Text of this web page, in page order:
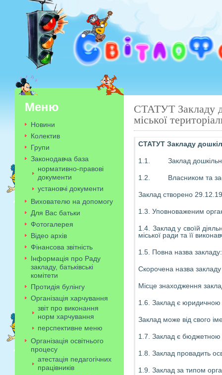
СТАТУТ Закладу
міської
СТАТУТ Закладу
1.1. Заклад дошкільної
1.2. Власником та
Заклад створено
1.3. Уповноваженим
1.4. Заклад у своїй
міської ради та її
1.5. Повна назва
Скорочена назва
Місце знаходження
1.6. Заклад є юридичною
Заклад може від свого
1.7. Заклад є бюджетною
1.8. Заклад провадить
1.9. Заклад за типом
Меню
Новини
Колектив
Групи
Законодавча база
нормативно-правові
документи
установчі документи
Вихователю на допомогу
Для Вас батьки
Фотогалерея
Відео архів
Фінансова звітність
Інформація про Раду
закладу, батьківські
комітети
Протидія булінгу
Організація харчування
звіт про виконання
норм харчування
перспективне меню
Організація освітнього
процесу
атестація педагогічних
працівників